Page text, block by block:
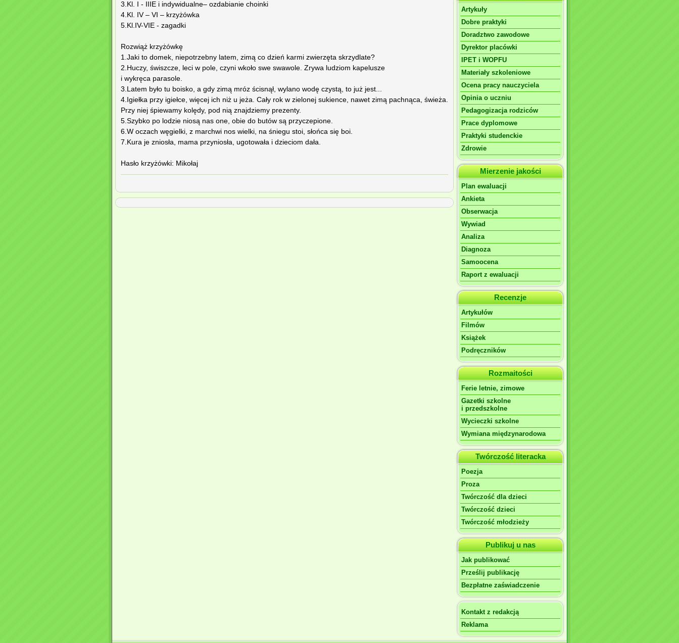
3.Kl. I - IIIE i indywidualne– ozdabianie choinki
4.Kl. IV – VI – krzyżówka
5.Kl.IV-VIE - zagadki
Rozwiąż krzyżówkę
1.Jaki to domek, niepotrzebny latem, zimą co dzień karmi zwierzęta skrzydlate?
2.Huczy, świszcze, leci w pole, czyni wkoło swe swawole. Zrywa ludziom kapelusze
i wykręca parasole.
3.Latem było tu boisko, a gdy zimą mróz ścisnął, wylano wodę czystą, to już jest...
4.Igiełka przy igiełce, więcej ich niż u jeża. Cały rok w zielonej sukience, nawet zimą pachnąca, świeża.
Przy niej śpiewamy kolędy, pod nią znajdziemy prezenty.
5.Szybko po lodzie niosą nas one, obie do butów są przyczepione.
6.W oczach węgielki, z marchwi nos wielki, na śniegu stoi, słońca się boi.
7.Kura je zniosła, mama przyniosła, ugotowała i dzieciom dała.
Hasło krzyżówki: Mikołaj
Artykuły
Dobre praktyki
Doradztwo zawodowe
Dyrektor placówki
IPET i WOPFU
Materiały szkoleniowe
Ocena pracy nauczyciela
Opinia o uczniu
Pedagogizacja rodziców
Prace dyplomowe
Praktyki studenckie
Zdrowie
Mierzenie jakości
Plan ewaluacji
Ankieta
Obserwacja
Wywiad
Analiza
Diagnoza
Samoocena
Raport z ewaluacji
Recenzje
Artykułów
Filmów
Książek
Podręczników
Rozmaitości
Ferie letnie, zimowe
Gazetki szkolne
i przedszkolne
Wycieczki szkolne
Wymiana międzynarodowa
Twórczość literacka
Poezja
Proza
Twórczość dla dzieci
Twórczość dzieci
Twórczość młodzieży
Publikuj u nas
Jak publikować
Prześlij publikację
Bezpłatne zaświadczenie
Kontakt z redakcją
Reklama